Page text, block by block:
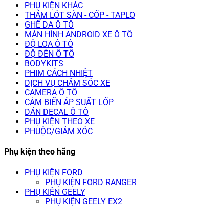
PHỤ KIỆN KHÁC
THẢM LÓT SÀN - CỐP - TAPLO
GHẾ DA Ô TÔ
MÀN HÌNH ANDROID XE Ô TÔ
ĐỘ LOA Ô TÔ
ĐỘ ĐÈN Ô TÔ
BODYKITS
PHIM CÁCH NHIỆT
DỊCH VỤ CHĂM SÓC XE
CAMERA Ô TÔ
CẢM BIẾN ÁP SUẤT LỐP
DÁN DECAL Ô TÔ
PHỤ KIỆN THEO XE
PHUỘC/GIẢM XÓC
Phụ kiện theo hãng
PHỤ KIỆN FORD
PHỤ KIỆN FORD RANGER
PHỤ KIỆN GEELY
PHỤ KIỆN GEELY EX2